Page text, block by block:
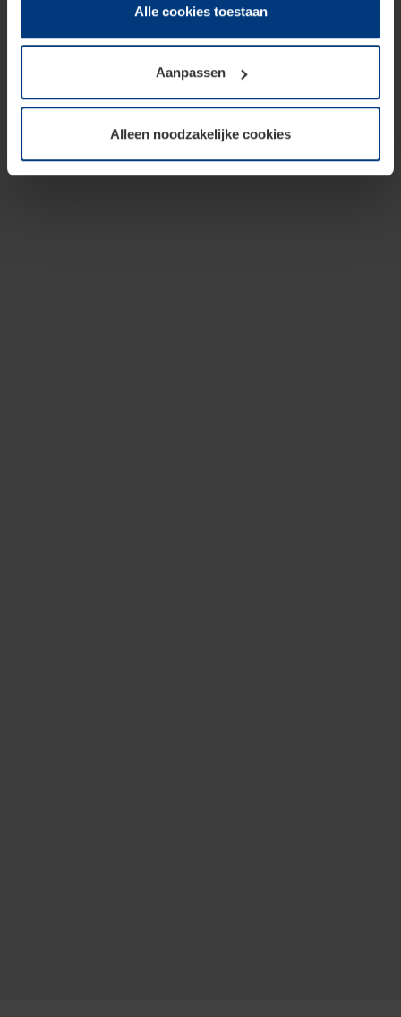
Juridisch hebben wij het recht om cookies op uw
van deze pagina's absoluut vereist is. Voor alle andere
soorten cookies is uw toestemming benodigd. Uw
toestemming kunt u op elk moment bij de uitleg van de
wijzigen of herroepen.
Alle cookies toestaan
Aanpassen
Alleen noodzakelijke cookies